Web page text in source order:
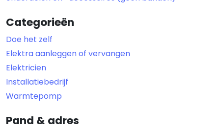
Categorieën
Doe het zelf
Elektra aanleggen of vervangen
Elektricien
Installatiebedrijf
Warmtepomp
Pand & adres